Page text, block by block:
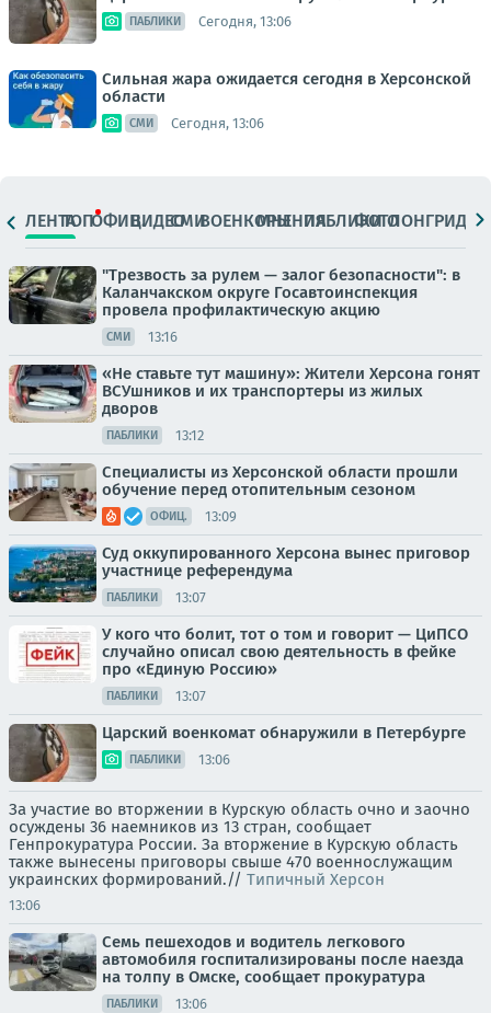
ПАБЛИКИ Сегодня, 13:06
Сильная жара ожидается сегодня в Херсонской
области
СМИ Сегодня, 13:06
ЛЕНТАТОПОФИЦ.ВИДЕОСМИВОЕНКОРЫМНЕНИЯПАБЛИКИ
ФОТОЛОНГРИДЫ
"Трезвость за рулем — залог безопасности": в
Каланчакском округе Госавтоинспекция
провела профилактическую акцию
СМИ 13:16
«Не ставьте тут машину»: Жители Херсона гонят
ВСУшников и их транспортеры из жилых
дворов
ПАБЛИКИ 13:12
Специалисты из Херсонской области прошли
обучение перед отопительным сезоном
ОФИЦ. 13:09
Суд оккупированного Херсона вынес приговор
участнице референдума
ПАБЛИКИ 13:07
У кого что болит, тот о том и говорит — ЦиПСО
случайно описал свою деятельность в фейке
про «Единую Россию»
ПАБЛИКИ 13:07
Царский военкомат обнаружили в Петербурге
ПАБЛИКИ 13:06
За участие во вторжении в Курскую область очно и заочно
осуждены 36 наемников из 13 стран, сообщает
Генпрокуратура России. За вторжение в Курскую область
также вынесены приговоры свыше 470 военнослужащим
украинских формирований.// Типичный Херсон
13:06
Семь пешеходов и водитель легкового
автомобиля госпитализированы после наезда
на толпу в Омске, сообщает прокуратура
ПАБЛИКИ 13:06